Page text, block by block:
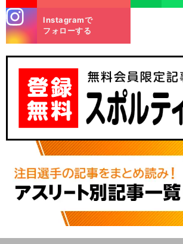
m
Instagramで
フォローする